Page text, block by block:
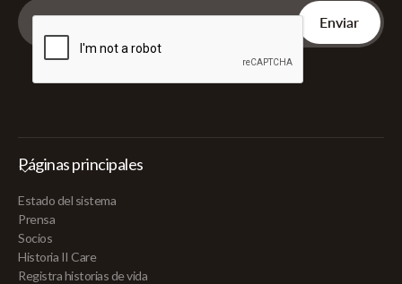
Páginas principales
Estado del sistema
Prensa
Socios
Historia II Care
Registra historias de vida